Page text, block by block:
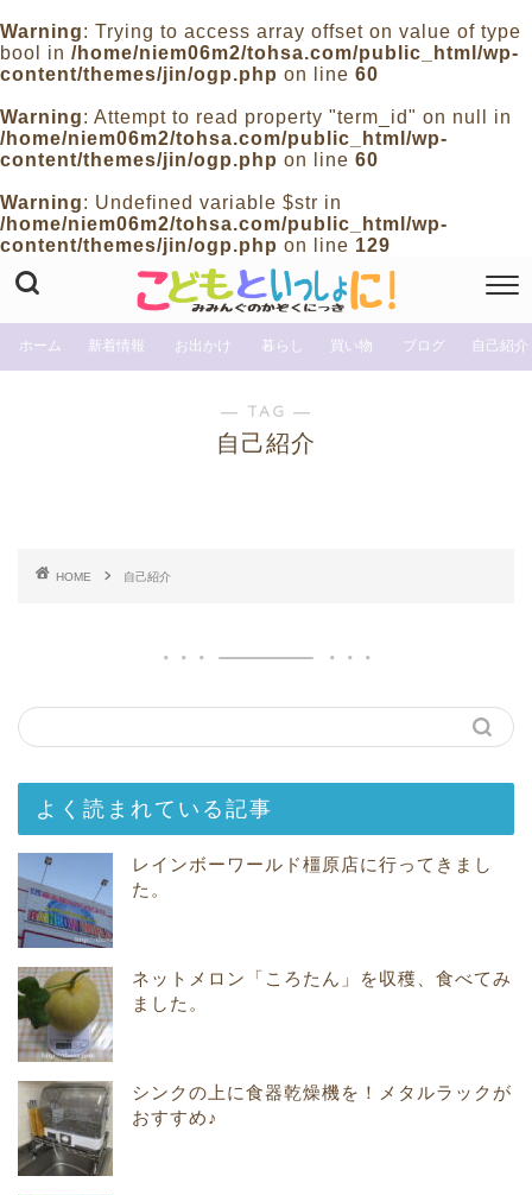
Warning: Trying to access array offset on value of type
bool in /home/niem06m2/tohsa.com/public_html/wp-
content/themes/jin/ogp.php on line 60
Warning: Attempt to read property "term_id" on null in
/home/niem06m2/tohsa.com/public_html/wp-
content/themes/jin/ogp.php on line 60
Warning: Undefined variable $str in
/home/niem06m2/tohsa.com/public_html/wp-
content/themes/jin/ogp.php on line 129
ホーム 新着情報 お出かけ 暮らし 買い物 ブログ 自己紹介
― TAG ―
自己紹介
HOME 自己紹介
よく読まれている記事
レインボーワールド橿原店に行ってきまし
た。
ネットメロン「ころたん」を収穫、食べてみ
ました。
シンクの上に食器乾燥機を！メタルラックが
おすすめ♪